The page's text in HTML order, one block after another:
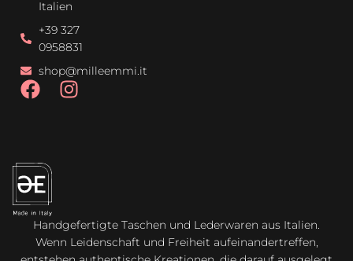
Italien
+39 327
0958831
shop@milleemmi.it
Handgefertigte Taschen und Lederwaren aus Italien.
Wenn Leidenschaft und Freiheit aufeinandertreffen,